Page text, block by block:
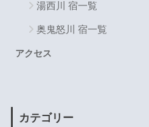
湯西川 宿一覧
奥鬼怒川 宿一覧
アクセス
カテゴリー